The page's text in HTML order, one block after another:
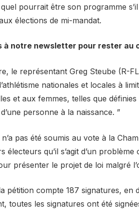
pourrait être son programme
élections de mi-mandat.
à notre newsletter pour rester au
le représentant Greg Steube (R-
nationales et locales à
et aux femmes, telles que
personne à la naissance. ”
pas été soumis au vote à la
électeurs qu’il s’agit d’un
présenter le projet de loi malgré
pétition compte 187 signatures, en
toutes les signatures ont été